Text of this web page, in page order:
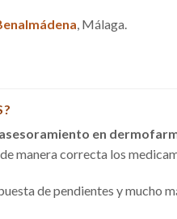
, Málaga.
asesoramiento en
manera correcta los
de pendientes y mucho